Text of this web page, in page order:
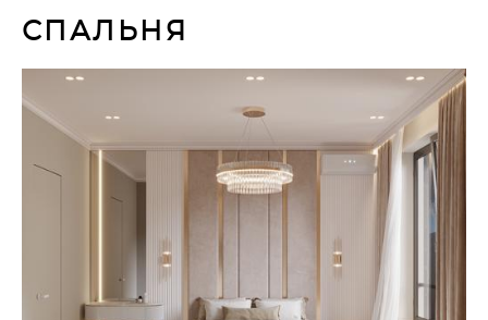
СПАЛЬНЯ